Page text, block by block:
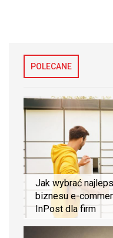
POLECANE
Jak wybrać
biznesu e-
InPost dla firm